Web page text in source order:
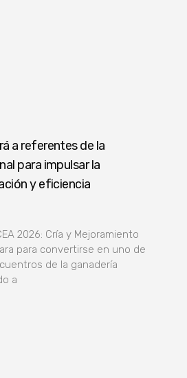
a referentes de la
para impulsar la
y eficiencia
2026: Cría y Mejoramiento
para convertirse en uno de
de la ganadería
a